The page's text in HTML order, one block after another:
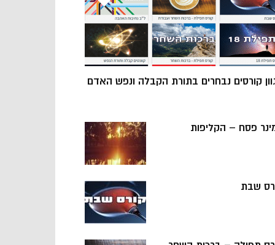
קורסים נבחרים בתורת הקבלה ונפש האדם
פסח – הקליפות
שבת